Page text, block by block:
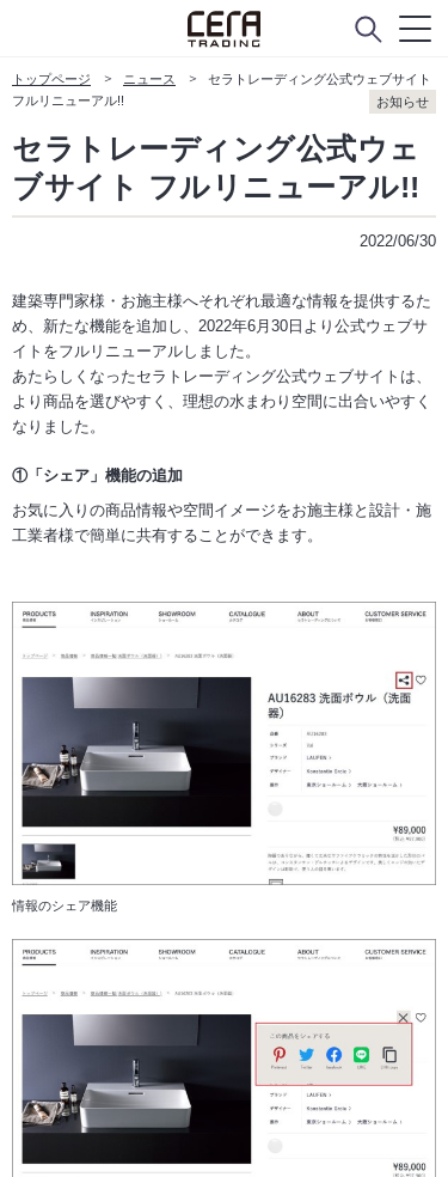
トップページ ニュース
セラトレーディング公式ウェブサイト
フルリニューアル!!
お知らせ
セラトレーディング公式ウェ
ブサイト フルリニューアル!!
2022/06/30
建築専門家様・お施主様へそれぞれ最適な情報を提供するた
め、新たな機能を追加し、2022年6月30日より公式ウェブサ
イトをフルリニューアルしました。
あたらしくなったセラトレーディング公式ウェブサイトは、
より商品を選びやすく、理想の水まわり空間に出合いやすく
なりました。
①「シェア」機能の追加
お気に入りの商品情報や空間イメージをお施主様と設計・施
工業者様で簡単に共有することができます。
情報のシェア機能